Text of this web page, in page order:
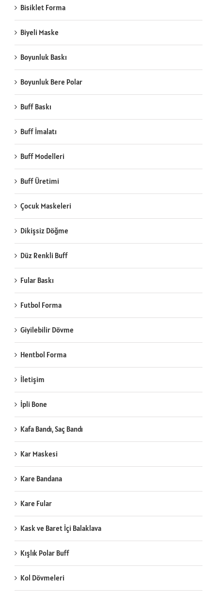
Bisiklet Forma
Biyeli Maske
Boyunluk Baskı
Boyunluk Bere Polar
Buff Baskı
Buff İmalatı
Buff Modelleri
Buff Üretimi
Çocuk Maskeleri
Dikişsiz Döğme
Düz Renkli Buff
Fular Baskı
Futbol Forma
Giyilebilir Dövme
Hentbol Forma
İletişim
İpli Bone
Kafa Bandı, Saç Bandı
Kar Maskesi
Kare Bandana
Kare Fular
Kask ve Baret İçi Balaklava
Kışlık Polar Buff
Kol Dövmeleri